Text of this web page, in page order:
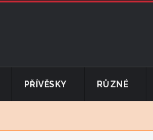
PŘÍVĚSKY RŮZNÉ